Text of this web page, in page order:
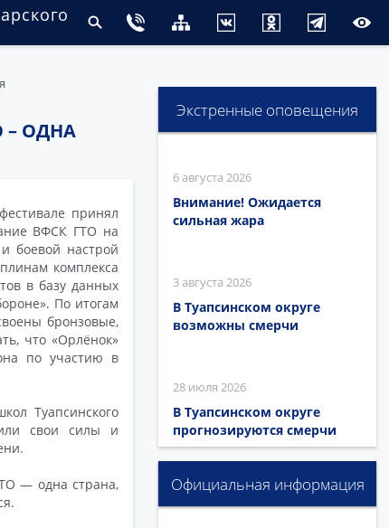
– ОДНА
принял
ВФСК ГТО на
боевой настрой
комплекса
в базу данных
По итогам
бронзовые,
что «Орлёнок»
по участию в
Туапсинского
свои силы и
— одна страна,
Экстренные оповещения
6 августа 2026
Внимание! Ожидается
сильная жара
3 августа 2026
В Туапсинском округе
возможны смерчи
28 июля 2026
В Туапсинском округе
прогнозируются смерчи
Официальная информация